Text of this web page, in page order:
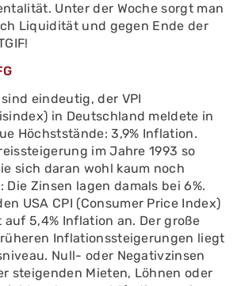
Unter der Woche sorgt man
Liquidität und gegen Ende der
eindeutig, der VPI
in Deutschland meldete in
Höchststände: 3,9% Inflation.
im Jahre 1993 so
sich daran wohl kaum noch
Zinsen lagen damals bei 6%.
USA CPI (Consumer Price Index)
5,4% Inflation an. Der große
Inflationssteigerungen liegt
Null- oder Negativzinsen
steigenden Mieten, Löhnen oder